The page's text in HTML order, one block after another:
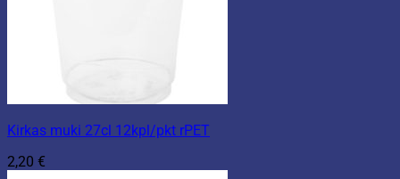
Kirkas muki 27cl 12kpl/pkt rPET
2,20 €